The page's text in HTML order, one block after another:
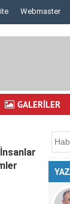
Webmaster
GALERİLER